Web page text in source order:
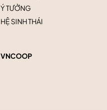
Ý TƯỞNG
HỆ SINH THÁI
VNCOOP